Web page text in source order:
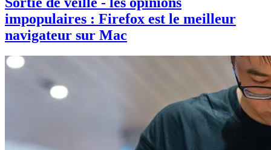
impopulaires : Firefox est le meilleur
navigateur sur Mac